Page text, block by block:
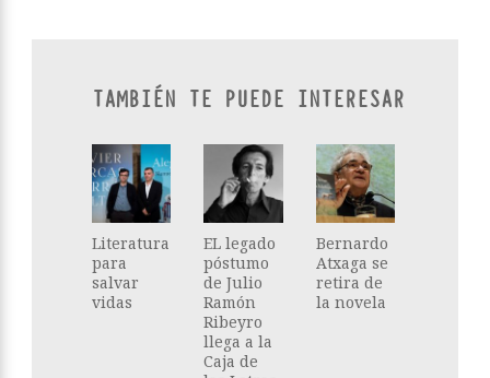
TAMBIÉN TE PUEDE INTERESAR
Literatura
para
salvar
vidas
EL legado
póstumo
de Julio
Ramón
Ribeyro
llega a la
Caja de
Bernardo
Atxaga se
retira de
la novela